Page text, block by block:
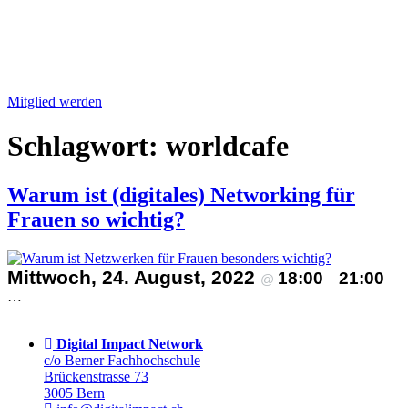
Mitglied werden
Schlagwort: worldcafe
Warum ist (digitales) Networking für
Frauen so wichtig?
Mittwoch, 24. August, 2022 @ 18:00 – 21:00
…
Digital Impact Network
c/o Berner Fachhochschule
Brückenstrasse 73
3005 Bern